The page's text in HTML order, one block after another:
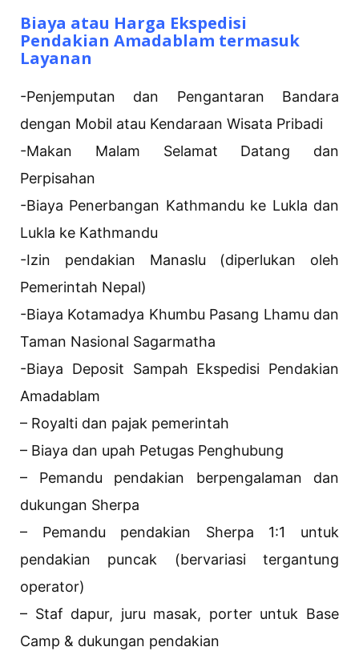
Biaya atau Harga Ekspedisi
Pendakian Amadablam termasuk
Layanan
-Penjemputan dan Pengantaran Bandara
dengan Mobil atau Kendaraan Wisata Pribadi
-Makan Malam Selamat Datang dan
Perpisahan
-Biaya Penerbangan Kathmandu ke Lukla dan
Lukla ke Kathmandu
-Izin pendakian Manaslu (diperlukan oleh
Pemerintah Nepal)
-Biaya Kotamadya Khumbu Pasang Lhamu dan
Taman Nasional Sagarmatha
-Biaya Deposit Sampah Ekspedisi Pendakian
Amadablam
– Royalti dan pajak pemerintah
– Biaya dan upah Petugas Penghubung
– Pemandu pendakian berpengalaman dan
dukungan Sherpa
– Pemandu pendakian Sherpa 1:1 untuk
pendakian puncak (bervariasi tergantung
operator)
– Staf dapur, juru masak, porter untuk Base
Camp & dukungan pendakian